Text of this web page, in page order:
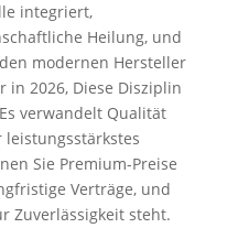
integriert,
Heilung, und
modernen Hersteller
2026, Diese Disziplin
verwandelt Qualität
Sie Premium-Preise
Verträge, und
Zuverlässigkeit steht.